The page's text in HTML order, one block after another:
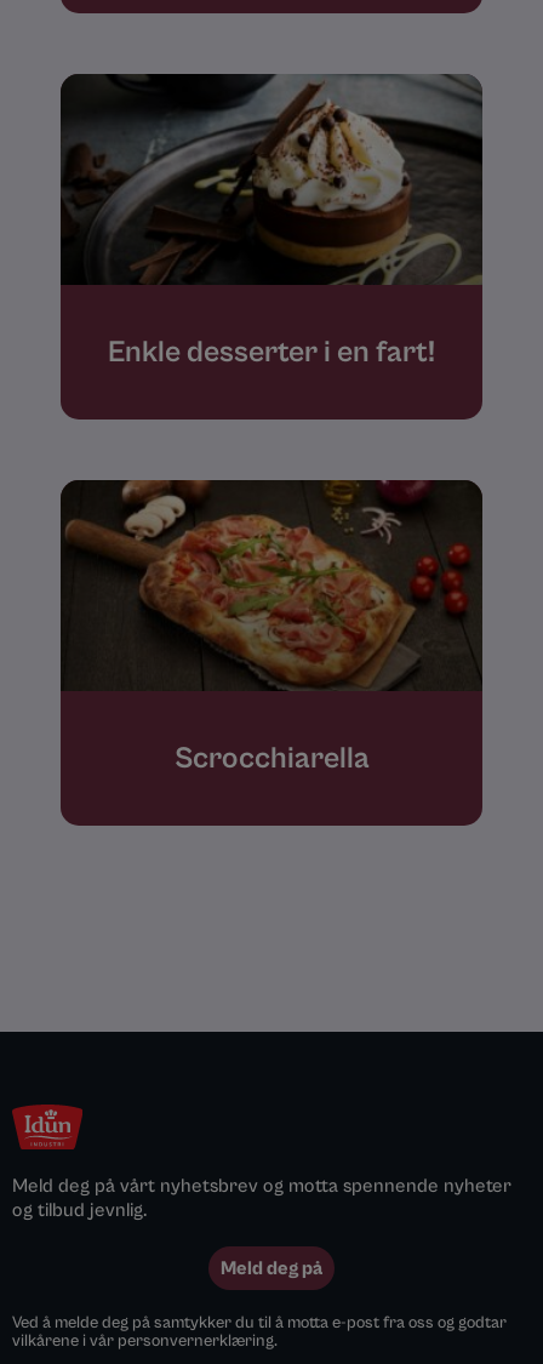
Enkle desserter i en fart!
Scrocchiarella
Meld deg på vårt nyhetsbrev og motta spennende nyheter
og tilbud jevnlig.
Meld deg på
Ved å melde deg på samtykker du til å motta e-post fra oss og godtar
vilkårene i vår personvernerklæring.